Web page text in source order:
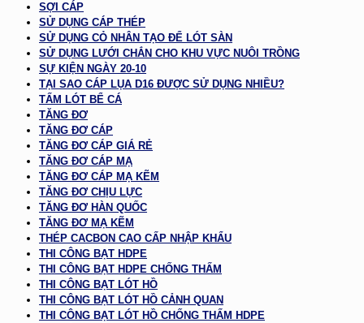
SỢI CÁP
SỬ DỤNG CÁP THÉP
SỬ DỤNG CỎ NHÂN TẠO ĐỂ LÓT SÀN
SỬ DỤNG LƯỚI CHẮN CHO KHU VỰC NUÔI TRỒNG
SỰ KIỆN NGÀY 20-10
TẠI SAO CÁP LỤA D16 ĐƯỢC SỬ DỤNG NHIỀU?
TẤM LÓT BỂ CÁ
TĂNG ĐƠ
TĂNG ĐƠ CÁP
TĂNG ĐƠ CÁP GIÁ RẺ
TĂNG ĐƠ CÁP MẠ
TĂNG ĐƠ CÁP MẠ KẼM
TĂNG ĐƠ CHỊU LỰC
TĂNG ĐƠ HÀN QUỐC
TĂNG ĐƠ MẠ KẼM
THÉP CACBON CAO CẤP NHẬP KHẨU
THI CÔNG BẠT HDPE
THI CÔNG BẠT HDPE CHỐNG THẤM
THI CÔNG BẠT LÓT HỒ
THI CÔNG BẠT LÓT HỒ CẢNH QUAN
THI CÔNG BẠT LÓT HỒ CHỐNG THẤM HDPE